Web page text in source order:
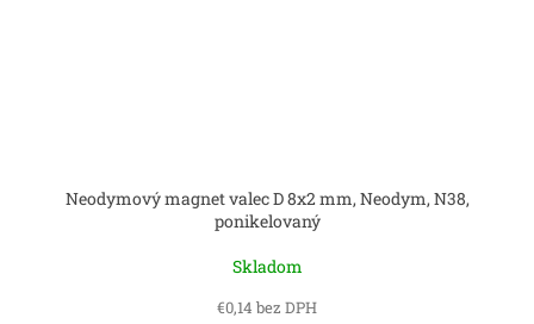
Neodymový magnet valec D 8x2 mm, Neodym, N38,
ponikelovaný
Skladom
€0,14 bez DPH